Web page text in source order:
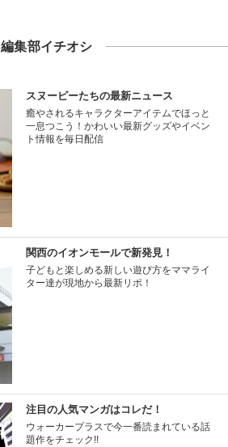
編集部イチオシ
スヌーピーたちの最新ニュース
癒やされるキャラクターアイテムでほっと
一息つこう！かわいい最新グッズやイベン
ト情報を毎日配信
関西のイオンモールで新発見！
子どもと楽しめる新しい遊び方をママライ
ター達が現地から最新リポ！
注目の人気マンガはコレだ！
ウォーカープラスで今一番読まれている話
題作をチェック!!